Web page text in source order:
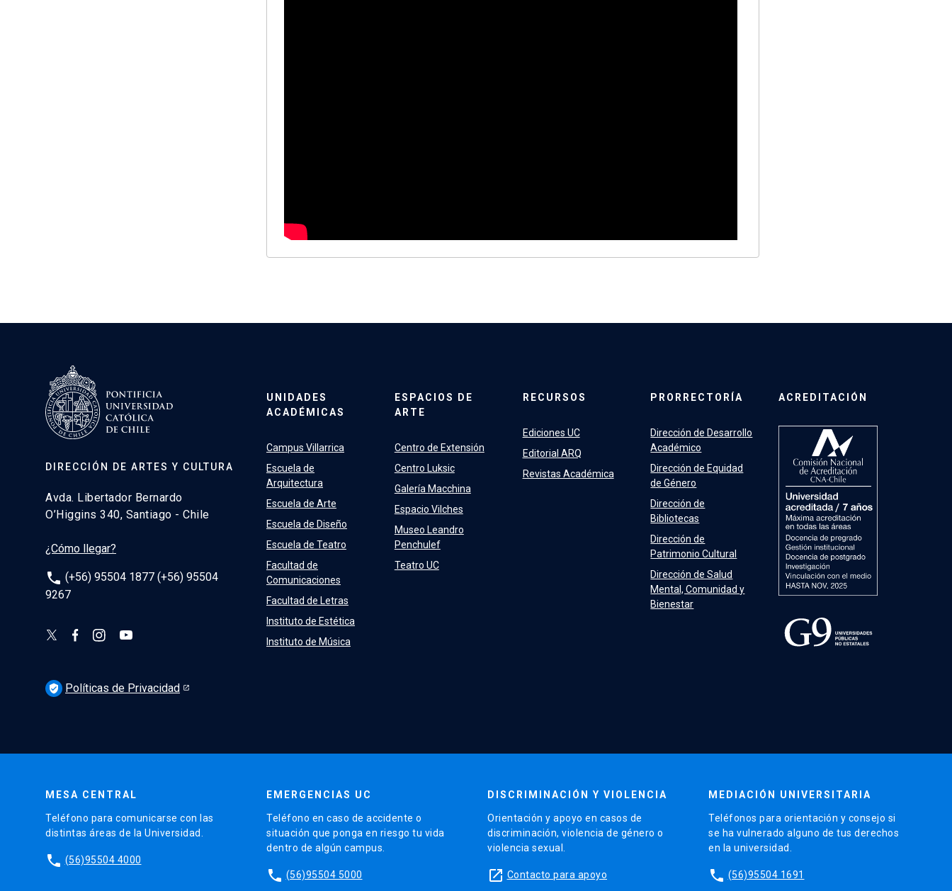
DIRECCIÓN DE ARTES Y CULTURA
Avda. Libertador Bernardo
O’Higgins 340, Santiago - Chile
¿Cómo llegar?
phone (+56) 95504 1877 (+56) 95504
9267
UNIDADES
ACADÉMICAS
Campus Villarrica
Escuela de
Arquitectura
Escuela de Arte
Escuela de Diseño
Escuela de Teatro
Facultad de
Comunicaciones
Facultad de Letras
Instituto de Estética
Instituto de Música
ESPACIOS DE
ARTE
Centro de Extensión
Centro Luksic
Galería Macchina
Espacio Vilches
Museo Leandro
Penchulef
Teatro UC
RECURSOS
Ediciones UC
Editorial ARQ
Revistas Académica
PRORRECTORÍA
Dirección de Desarrollo
Académico
Dirección de Equidad
de Género
Dirección de
Bibliotecas
Dirección de
Patrimonio Cultural
Dirección de Salud
Mental, Comunidad y
Bienestar
ACREDITACIÓN
verified_user Políticas de Privacidad
MESA CENTRAL
Teléfono para comunicarse con las
distintas áreas de la Universidad.
phone (56)95504 4000
EMERGENCIAS UC
Teléfono en caso de accidente o
situación que ponga en riesgo tu vida
dentro de algún campus.
phone (56)95504 5000
DISCRIMINACIÓN Y VIOLENCIA
Orientación y apoyo en casos de
discriminación, violencia de género o
violencia sexual.
launch Contacto para apoyo
MEDIACIÓN UNIVERSITARIA
Teléfonos para orientación y consejo si
se ha vulnerado alguno de tus derechos
en la universidad.
phone (56)95504 1691